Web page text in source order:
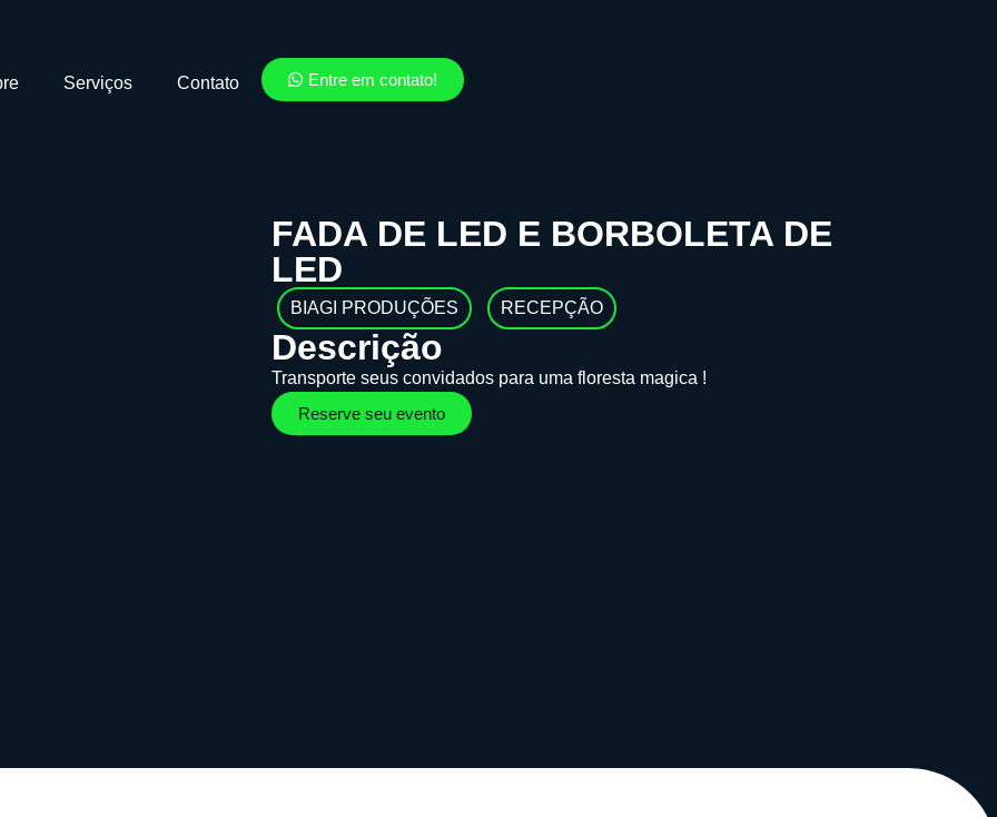
Serviços Contato Entre em contato!
FADA DE LED E BORBOLETA DE
LED
BIAGI PRODUÇÕES RECEPÇÃO
Descrição
Transporte seus convidados para uma floresta magica !
Reserve seu evento